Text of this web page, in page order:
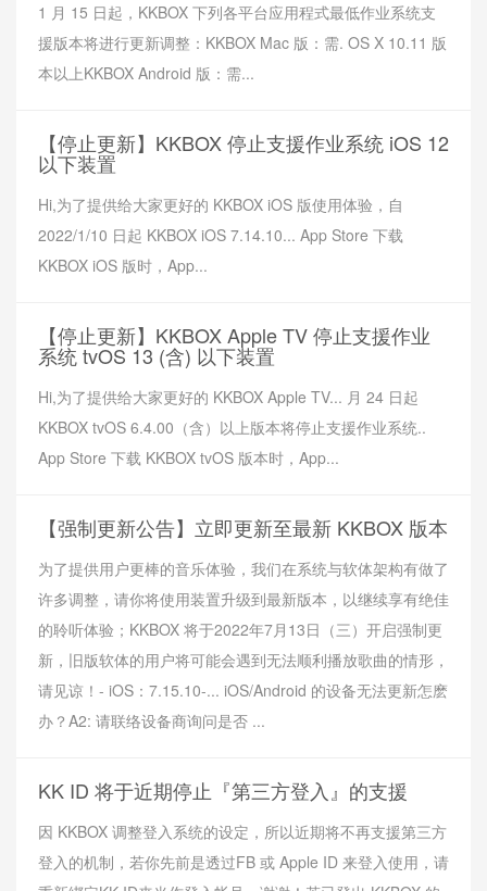
1 月 15 日起，KKBOX 下列各平台应用程式最低作业系统支
援版本将进行更新调整：KKBOX Mac 版：需. OS X 10.11 版
本以上KKBOX Android 版：需...
【停止更新】KKBOX 停止支援作业系统 iOS 12
以下装置
Hi,为了提供给大家更好的 KKBOX iOS 版使用体验，自
2022/1/10 日起 KKBOX iOS 7.14.10... App Store 下载
KKBOX iOS 版时，App...
【停止更新】KKBOX Apple TV 停止支援作业
系统 tvOS 13 (含) 以下装置
Hi,为了提供给大家更好的 KKBOX Apple TV... 月 24 日起
KKBOX tvOS 6.4.00（含）以上版本将停止支援作业系统..
App Store 下载 KKBOX tvOS 版本时，App...
【强制更新公告】立即更新至最新 KKBOX 版本
为了提供用户更棒的音乐体验，我们在系统与软体架构有做了
许多调整，请你将使用装置升级到最新版本，以继续享有绝佳
的聆听体验；KKBOX 将于2022年7月13日（三）开启强制更
新，旧版软体的用户将可能会遇到无法顺利播放歌曲的情形，
请见谅！- iOS：7.15.10-... iOS/Android 的设备无法更新怎麽
办？A2: 请联络设备商询问是否 ...
KK ID 将于近期停止『第三方登入』的支援
因 KKBOX 调整登入系统的设定，所以近期将不再支援第三方
登入的机制，若你先前是透过FB 或 Apple ID 来登入使用，请